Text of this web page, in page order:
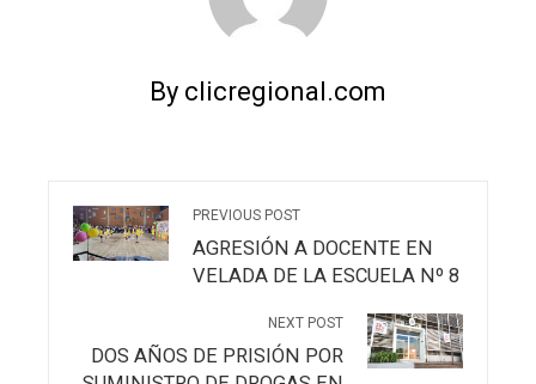
By clicregional.com
PREVIOUS POST
AGRESIÓN A DOCENTE EN
VELADA DE LA ESCUELA Nº 8
NEXT POST
DOS AÑOS DE PRISIÓN POR